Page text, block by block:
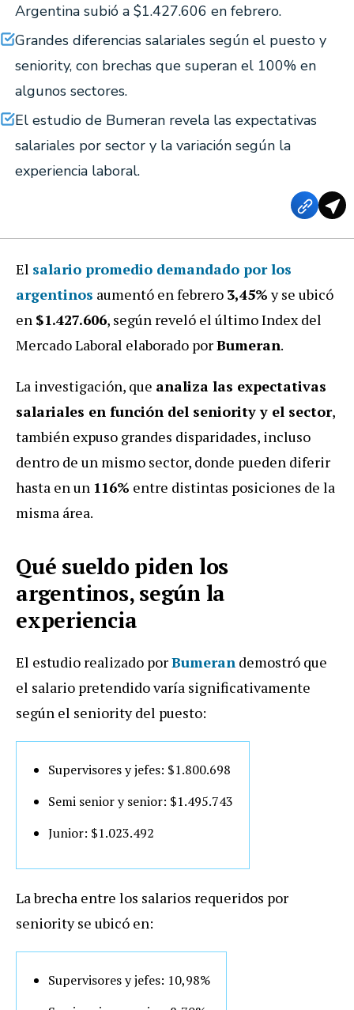
Argentina subió a $1.427.606 en febrero.
Grandes diferencias salariales según el puesto y
seniority, con brechas que superan el 100% en
algunos sectores.
El estudio de Bumeran revela las expectativas
salariales por sector y la variación según la
experiencia laboral.
El salario promedio demandado por los
argentinos aumentó en febrero 3,45%y se ubicó
en $1.427.606, según reveló el último Index del
Mercado Laboral elaborado porBumeran.
La investigación, que analiza las expectativas
salariales en función del seniority y el sector,
también expuso grandes disparidades, incluso
dentro de un mismo sector, donde pueden diferir
hasta en un 116% entre distintas posiciones de la
misma área.
Qué sueldo piden los
argentinos, según la
experiencia
El estudio realizado porBumeran demostró que
el salario pretendido varía significativamente
según el seniority del puesto:
Supervisores y jefes: $1.800.698
Semi senior y senior: $1.495.743
Junior: $1.023.492
La brecha entre los salarios requeridos por
seniority se ubicó en:
Supervisores y jefes: 10,98%